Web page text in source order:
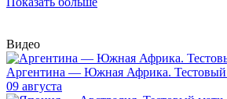
Видео
Аргентина — Южная Африка. Тестовый
09 августа